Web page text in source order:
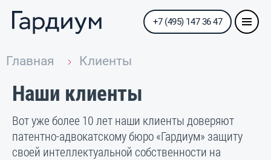
+7 (495) 147 36 47
Главная Клиенты
Наши клиенты
Вот уже более 10 лет наши клиенты доверяют
патентно-адвокатскому бюро «Гардиум» защиту
своей интеллектуальной собственности на